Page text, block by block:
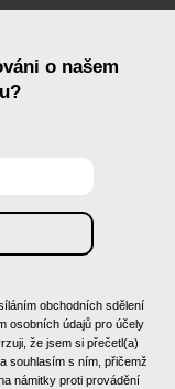
o našem
obchodních sdělení
osobních údajů pro účely
že jsem si přečetl(a)
a souhlasím s ním, přičemž
námitky proti provádění